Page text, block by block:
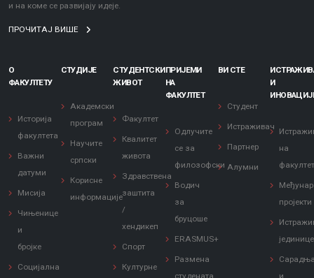
и на коме се развијају идеје.
ПРОЧИТАЈ ВИШЕ
О
ФАКУЛТЕТУ
Историја
факултета
Важни
датуми
Мисија
Чињенице
и
бројке
Социјална
СТУДИЈЕ
Академски
програм
Научите
српски
Корисне
информације
СТУДЕНТСКИ
ЖИВОТ
Факултет
Квалитет
живота
Здравствена
заштита
/
хендикеп
Спорт
Културне
ПРИЈЕМИ
НА
ФАКУЛТЕТ
Одлучите
се за
филозофски
Водич
за
бруцоше
ERASMUS+
Размена
студената
ВИ СТЕ
Студент
Истраживач
Партнер
Алумни
И
на
пројекти
јединице
и